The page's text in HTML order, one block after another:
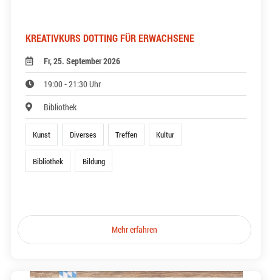
KREATIVKURS DOTTING FÜR ERWACHSENE
Fr, 25. September 2026
19:00 - 21:30 Uhr
Bibliothek
Kunst Diverses Treffen Kultur
Bibliothek Bildung
Mehr erfahren